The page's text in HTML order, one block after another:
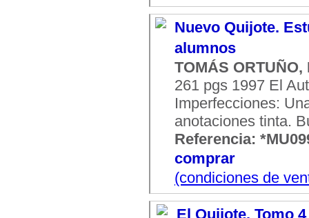
Nuevo Quijote.
alumnos
TOMÁS
261 pgs 1997 El
Imperfecciones:
anotaciones tinta.
Referencia:
comprar
(condiciones de
El Quijote. Tomo 4